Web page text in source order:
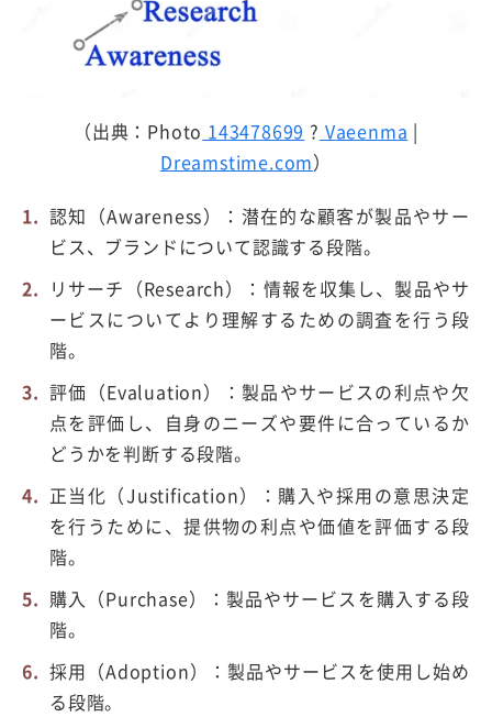
（出典：Photo 143478699 ? Vaeenma |
Dreamstime.com）
認知（Awareness）：潜在的な顧客が製品やサー
ビス、ブランドについて認識する段階。
リサーチ（Research）：情報を収集し、製品やサ
ービスについてより理解するための調査を行う段
階。
評価（Evaluation）：製品やサービスの利点や欠
点を評価し、自身のニーズや要件に合っているか
どうかを判断する段階。
正当化（Justification）：購入や採用の意思決定
を行うために、提供物の利点や価値を評価する段
階。
購入（Purchase）：製品やサービスを購入する段
階。
採用（Adoption）：製品やサービスを使用し始め
る段階。